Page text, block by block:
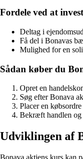
Fordele ved at
Deltag i
Få del i Bonavas
Mulighed for en
Sådan køber du
Opret en
Søg efter Bonava
Placer en
Bekræft handlen
Udviklingen af